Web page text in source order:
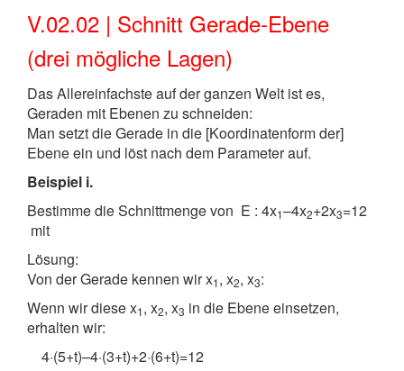
V.02.02 | Schnitt Gerade-Ebene
(drei mögliche Lagen)
Das Allereinfachste auf der ganzen Welt ist es,
Geraden mit Ebenen zu schneiden:
Man setzt die Gerade in die [Koordinatenform der]
Ebene ein und löst nach dem Parameter auf.
Beispiel i.
Bestimme die Schnittmenge von E : 4x1–4x2+2x3=12
mit
Lösung:
Von der Gerade kennen wir x1, x2, x3:
Wenn wir diese x1, x2, x3 in die Ebene einsetzen,
erhalten wir:
4·(5+t)–4·(3+t)+2·(6+t)=12